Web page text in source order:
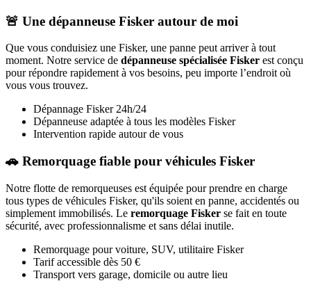
🚨 Une dépanneuse Fisker autour de moi
Que vous conduisiez une Fisker, une panne peut arriver à tout
moment. Notre service de dépanneuse spécialisée Fisker est conçu
pour répondre rapidement à vos besoins, peu importe l’endroit où
vous vous trouvez.
Dépannage Fisker24h/24
Dépanneuse adaptée à tous les modèles Fisker
Intervention rapide autour de vous
🚗 Remorquage fiable pour véhicules Fisker
Notre flotte de remorqueuses est équipée pour prendre en charge
tous types de véhicules Fisker, qu'ils soient en panne, accidentés ou
simplement immobilisés. Le remorquage Fisker se fait en toute
sécurité, avec professionnalisme et sans délai inutile.
Remorquage pour voiture, SUV, utilitaire Fisker
Tarif accessible dès 50 €
Transport vers garage, domicile ou autre lieu